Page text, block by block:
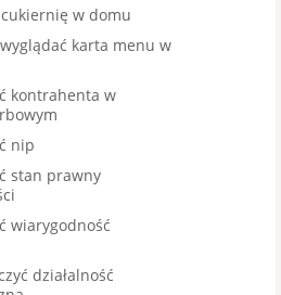
w domu
karta menu w
kontrahenta w
nip
stan prawny
wiarygodność
działalność